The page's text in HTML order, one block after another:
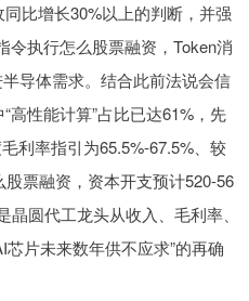
比增长30%以上的判断，并强
令执行怎么股票融资，Token消
导体需求。结合此前法说会信
高性能计算”占比已达61%，先
利率指引为65.5%-67.5%、较
票融资，资本开支预计520-56
圆代工龙头从收入、毛利率、
片未来数年供不应求”的再确